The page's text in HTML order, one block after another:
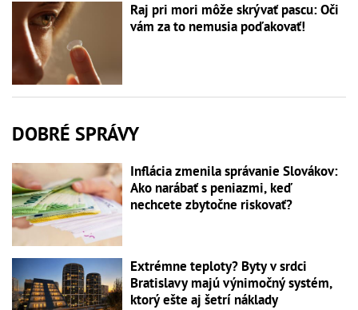
Raj pri mori môže skrývať pascu: Oči
vám za to nemusia poďakovať!
DOBRÉ SPRÁVY
Inflácia zmenila správanie Slovákov:
Ako narábať s peniazmi, keď
nechcete zbytočne riskovať?
Extrémne teploty? Byty v srdci
Bratislavy majú výnimočný systém,
ktorý ešte aj šetrí náklady